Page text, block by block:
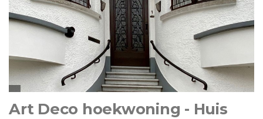
Art Deco hoekwoning - Huis